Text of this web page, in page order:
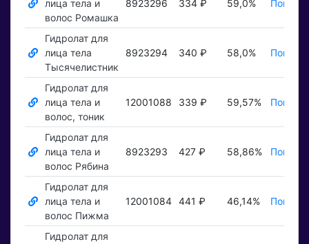
лица тела и
волос Ромашка
8923296 334 ₽ 59,0%
Гидролат для
лица тела
Тысячелистник
8923294 340 ₽ 58,0%
Гидролат для
лица тела и
волос, тоник
12001088 339 ₽ 59,57%
Гидролат для
лица тела и
волос Рябина
8923293 427 ₽ 58,86%
Гидролат для
лица тела и
волос Пижма
12001084 441 ₽ 46,14%
Гидролат для